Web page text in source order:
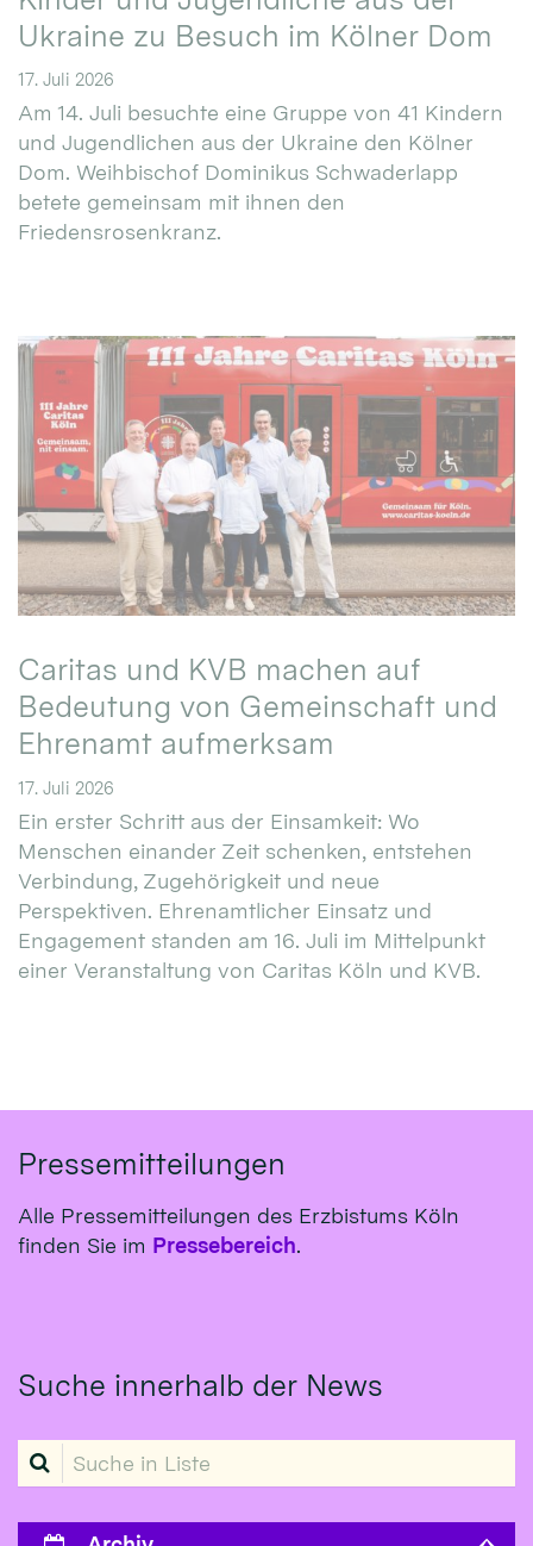
Ukraine zu Besuch im Kölner Dom
17. Juli 2026
Am 14. Juli besuchte eine Gruppe von 41 Kindern
und Jugendlichen aus der Ukraine den Kölner
Dom. Weihbischof Dominikus Schwaderlapp
betete gemeinsam mit ihnen den
Friedensrosenkranz.
Caritas und KVB machen auf
Bedeutung von Gemeinschaft und
Ehrenamt aufmerksam
17. Juli 2026
Ein erster Schritt aus der Einsamkeit: Wo
Menschen einander Zeit schenken, entstehen
Verbindung, Zugehörigkeit und neue
Perspektiven. Ehrenamtlicher Einsatz und
Engagement standen am 16. Juli im Mittelpunkt
einer Veranstaltung von Caritas Köln und KVB.
Pressemitteilungen
Alle Pressemitteilungen des Erzbistums Köln
finden Sie im Pressebereich.
Suche innerhalb der News
Suche in Liste